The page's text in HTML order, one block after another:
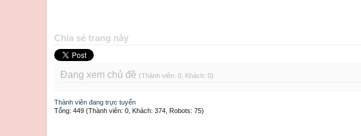
Chia sẻ trang này
Đang xem chủ đề (Thành viên: 0, Khách: 0)
Thành viên đang trực tuyến
Tổng: 449 (Thành viên: 0, Khách: 374, Robots: 75)